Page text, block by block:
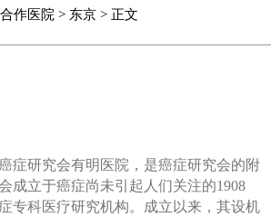
作医院 > 东京 > 正文
症研究会有明医院，是癌症研究会的附
立于癌症尚未引起人们关注的1908
专科医疗研究机构。成立以来，其设机